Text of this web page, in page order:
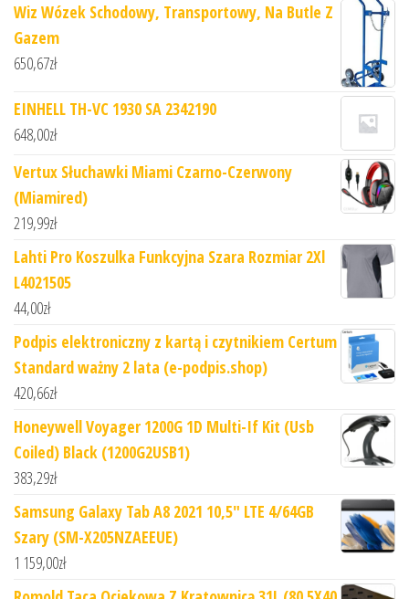
Wiz Wózek Schodowy, Transportowy, Na Butle Z
Gazem
650,67zł
EINHELL TH-VC 1930 SA 2342190
648,00zł
Vertux Słuchawki Miami Czarno-Czerwony
(Miamired)
219,99zł
Lahti Pro Koszulka Funkcyjna Szara Rozmiar 2Xl
L4021505
44,00zł
Podpis elektroniczny z kartą i czytnikiem Certum
Standard ważny 2 lata (e-podpis.shop)
420,66zł
Honeywell Voyager 1200G 1D Multi-If Kit (Usb
Coiled) Black (1200G2USB1)
383,29zł
Samsung Galaxy Tab A8 2021 10,5" LTE 4/64GB
Szary (SM-X205NZAEEUE)
1 159,00zł